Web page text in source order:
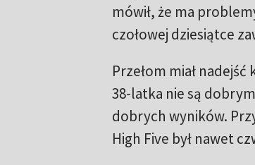
mówił, że ma
czołowej dziesiątce
Przełom miał
38-latka nie są
dobrych wyników.
High Five był nawet